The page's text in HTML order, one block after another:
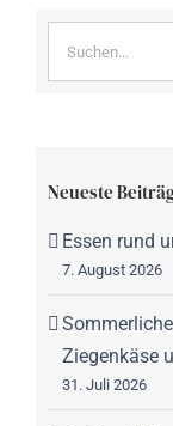
Neueste
Essen rund
7. August 2026
Ziegenkäse
31. Juli 2026